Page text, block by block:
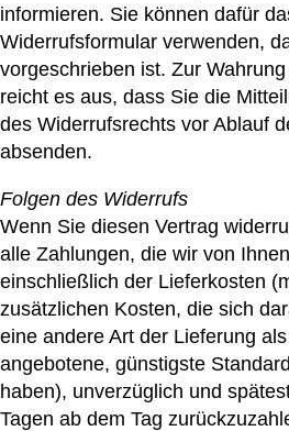
informieren. Sie können dafür
Widerrufsformular verwenden,
vorgeschrieben ist. Zur
reicht es aus, dass Sie die
des Widerrufsrechts vor Ablauf
absenden.
Folgen des Widerrufs
Wenn Sie diesen Vertrag
alle Zahlungen, die wir von
einschließlich der Lieferkosten
zusätzlichen Kosten, die sich
eine andere Art der Lieferung
angebotene, günstigste
haben), unverzüglich und
Tagen ab dem Tag